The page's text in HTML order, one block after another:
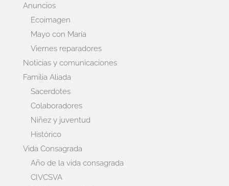
Anuncios
Ecoimagen
Mayo con María
Viernes reparadores
Noticias y comunicaciones
Familia Aliada
Sacerdotes
Colaboradores
Niñez y juventud
Histórico
Vida Consagrada
Año de la vida consagrada
CIVCSVA